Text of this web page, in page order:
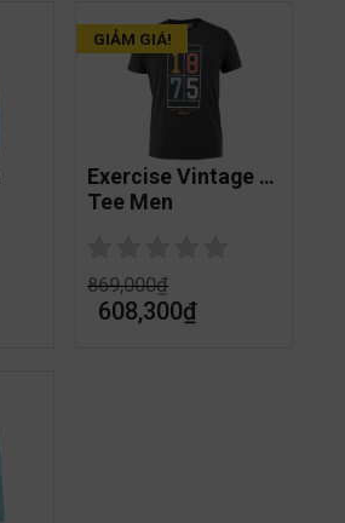
GIẢM GIÁ!
Exercise Vintage
Tee Men
869,000₫
608,300₫